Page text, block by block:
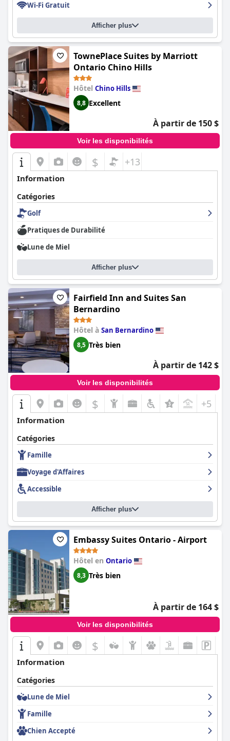
Wi-Fi Gratuit
Afficher plus
TownePlace Suites by Marriott
Ontario Chino Hills
Hôtel Chino Hills
8,8 Excellent
À partir de 150 $
Voir les disponibilités
$ +13
Information
Catégories
Golf
Pratiques de Durabilité
Lune de Miel
Afficher plus
Fairfield Inn and Suites San
Bernardino
Hôtel à San Bernardino
8,5 Très bien
À partir de 142 $
Voir les disponibilités
$ +5
Information
Catégories
Famille
Voyage d'Affaires
Accessible
Afficher plus
Embassy Suites Ontario - Airport
Hôtel en Ontario
8,3 Très bien
À partir de 164 $
Voir les disponibilités
$
Information
Catégories
Lune de Miel
Famille
Chien Accepté